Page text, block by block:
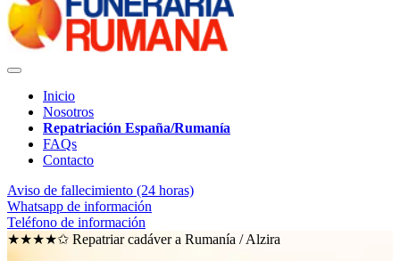
Inicio
Nosotros
Repatriación España/Rumanía
FAQs
Contacto
Aviso de fallecimiento (24 horas)
Whatsapp de información
Teléfono de información
★★★★✩ Repatriar cadáver a Rumanía /Alzira